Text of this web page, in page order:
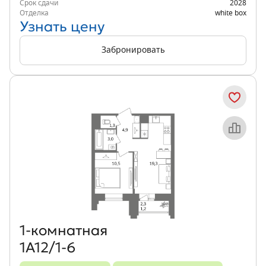
Срок сдачи
2028
Отделка
white box
Узнать цену
Забронировать
Объект месяца
1‑комнатная
1А12/1-6